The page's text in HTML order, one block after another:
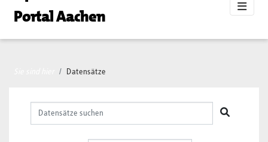
Portal Aachen
Datensätze